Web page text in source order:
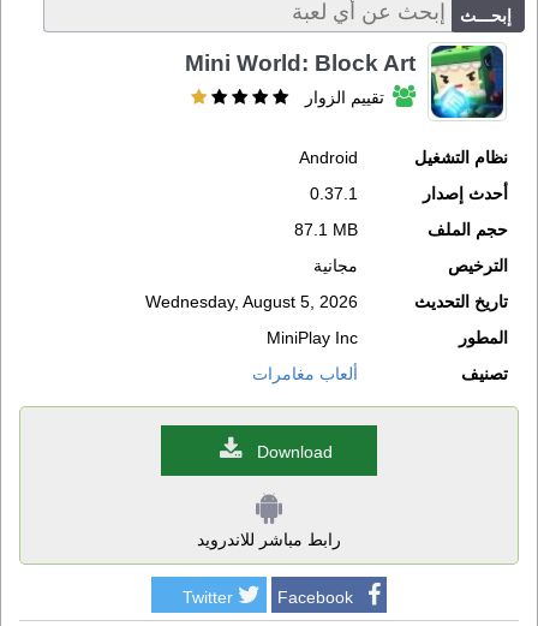
Mini World: Block Art
تقييم الزوار
نظام التشغيل
Android
أحدث إصدار
0.37.1
حجم الملف
87.1 MB
الترخيص
مجانية
تاريخ التحديث
Wednesday, August 5, 2026
المطور
MiniPlay Inc
تصنيف
ألعاب مغامرات
Download
رابط مباشر للاندرويد
Facebook
Twitter